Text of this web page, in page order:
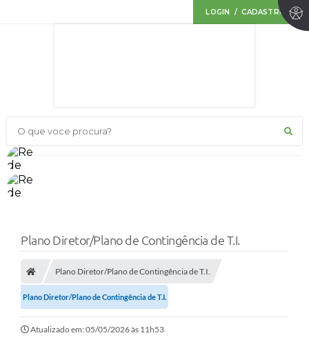
LOGIN / CADASTRO
O que voce procura?
Plano Diretor/Plano de Contingência de T.I.
Plano Diretor/Plano de Contingência de T.I.
Plano Diretor/Plano de Contingência de T.I.
Atualizado em: 05/05/2026 às 11h53